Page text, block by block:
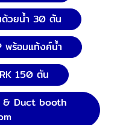
ด้วยน้ำ 30 ตัน
พร้อมแท้งค์น้ำ
150 ตัน
& Duct booth